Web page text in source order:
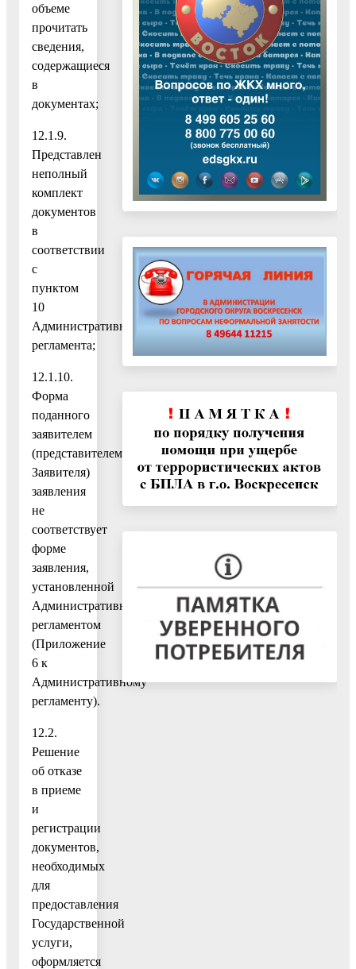
объеме
прочитать
сведения,
содержащиеся
в
документах;
12.1.9.
Представлен
неполный
комплект
документов
в
соответствии
с
пунктом
10
Административного
регламента;
12.1.10.
Форма
поданного
заявителем
(представителем
Заявителя)
заявления
не
соответствует
форме
заявления,
установленной
Административным
регламентом
(Приложение
6 к
Административному
регламенту).
12.2.
Решение
об отказе
в приеме
и
регистрации
документов,
необходимых
для
предоставления
Государственной
услуги,
оформляется